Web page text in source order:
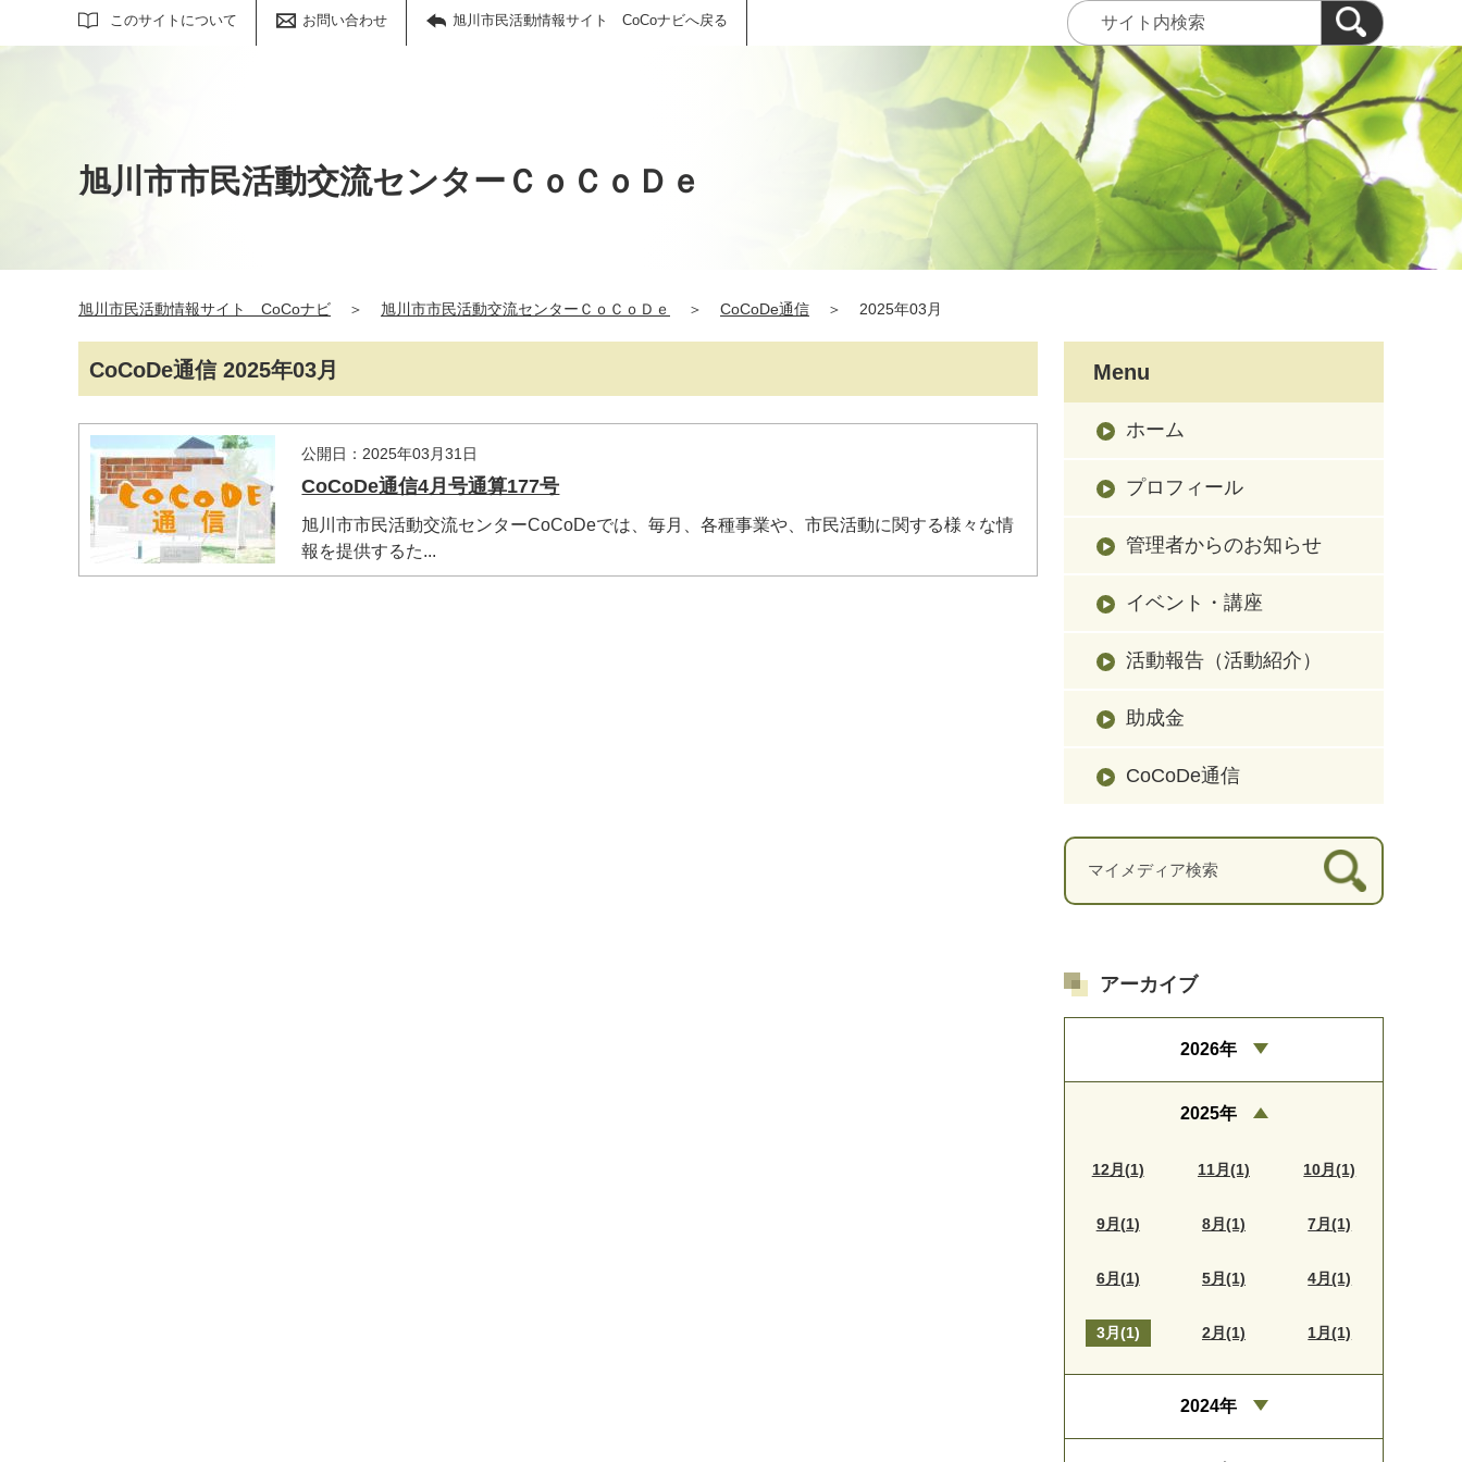
このサイトについて お問い合わせ 旭川市民活動情報サイト CoCoナビへ戻る
サイト内検索
旭川市市民活動交流センターＣｏＣｏＤｅ
旭川市民活動情報サイト CoCoナビ ＞ 旭川市市民活動交流センターＣｏＣｏＤｅ ＞ CoCoDe通信 ＞ 2025年03月
CoCoDe通信 2025年03月
公開日：2025年03月31日
CoCoDe通信4月号通算177号
旭川市市民活動交流センターCoCoDeでは、毎月、各種事業や、市民活動に関する様々な情
報を提供するた...
Menu
ホーム
プロフィール
管理者からのお知らせ
イベント・講座
活動報告（活動紹介）
助成金
CoCoDe通信
アーカイブ
2026年
2025年
12月(1) 11月(1) 10月(1)
9月(1) 8月(1) 7月(1)
6月(1) 5月(1) 4月(1)
3月(1) 2月(1) 1月(1)
2024年